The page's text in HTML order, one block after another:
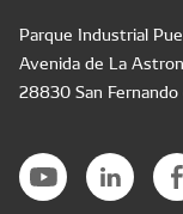
Parque Industrial
Avenida de La
28830 San